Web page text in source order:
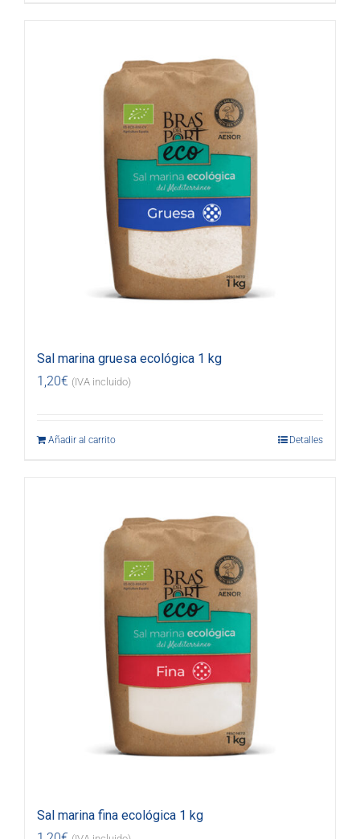
Sal marina gruesa ecológica 1 kg
1,20€ (IVA incluido)
Añadir al carrito Detalles
Sal marina fina ecológica 1 kg